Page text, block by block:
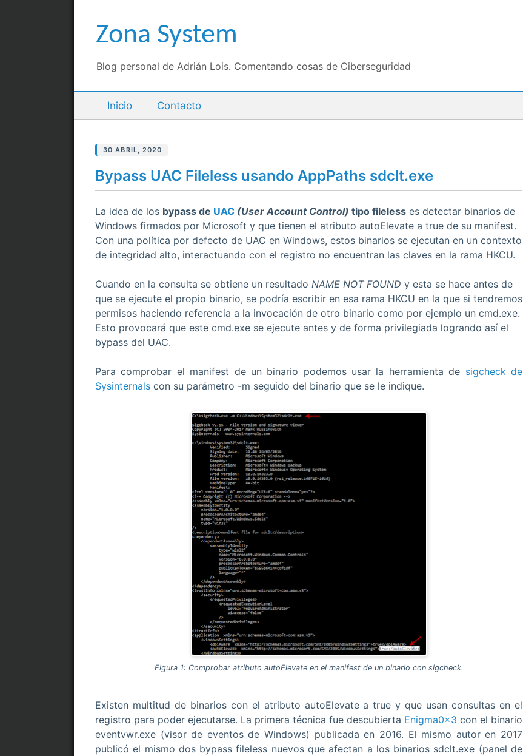
Zona System
Blog personal de Adrián Lois. Comentando cosas de Ciberseguridad
Inicio Contacto
30 ABRIL, 2020
Bypass UAC Fileless usando AppPaths sdclt.exe
La idea de los bypass de UAC (User Account Control) tipo fileless es detectar binarios de
Windows firmados por Microsoft y que tienen el atributo autoElevate a true de su manifest.
Con una política por defecto de UAC en Windows, estos binarios se ejecutan en un contexto
de integridad alto, interactuando con el registro no encuentran las claves en la rama HKCU.
Cuando en la consulta se obtiene un resultado NAME NOT FOUND y esta se hace antes de
que se ejecute el propio binario, se podría escribir en esa rama HKCU en la que si tendremos
permisos haciendo referencia a la invocación de otro binario como por ejemplo un cmd.exe.
Esto provocará que este cmd.exe se ejecute antes y de forma privilegiada logrando así el
bypass del UAC.
Para comprobar el manifest de un binario podemos usar la herramienta de sigcheck de
Sysinternals con su parámetro -m seguido del binario que se le indique.
Figura 1: Comprobar atributo autoElevate en el manifest de un binario con sigcheck.
Existen multitud de binarios con el atributo autoElevate a true y que usan consultas en el
registro para poder ejecutarse. La primera técnica fue descubierta Enigma0x3 con el binario
eventvwr.exe (visor de eventos de Windows) publicada en 2016. El mismo autor en 2017
publicó el mismo dos bypass fileless nuevos que afectan a los binarios sdclt.exe (panel de